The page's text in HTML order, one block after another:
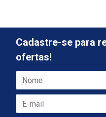
Cadastre-se para
ofertas!